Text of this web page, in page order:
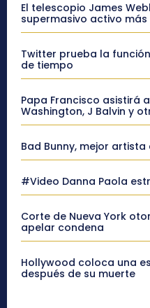
El telescopio James
supermasivo activo
Twitter prueba la
de tiempo
Papa Francisco asistirá
Washington, J Balvin y
Bad Bunny, mejor
#Video Danna Paola
Corte de Nueva York
apelar condena
Hollywood coloca una
después de su muerte